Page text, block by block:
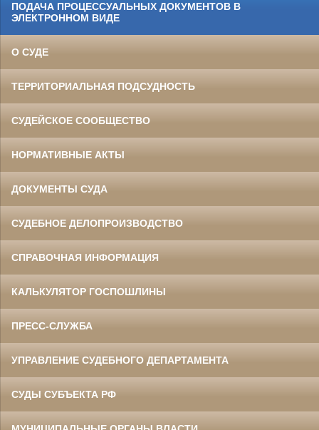
ПОДАЧА ПРОЦЕССУАЛЬНЫХ ДОКУМЕНТОВ В
ЭЛЕКТРОННОМ ВИДЕ
О СУДЕ
ТЕРРИТОРИАЛЬНАЯ ПОДСУДНОСТЬ
СУДЕЙСКОЕ СООБЩЕСТВО
НОРМАТИВНЫЕ АКТЫ
ДОКУМЕНТЫ СУДА
СУДЕБНОЕ ДЕЛОПРОИЗВОДСТВО
СПРАВОЧНАЯ ИНФОРМАЦИЯ
КАЛЬКУЛЯТОР ГОСПОШЛИНЫ
ПРЕСС-СЛУЖБА
УПРАВЛЕНИЕ СУДЕБНОГО ДЕПАРТАМЕНТА
СУДЫ СУБЪЕКТА РФ